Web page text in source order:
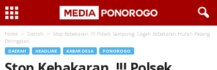
Home Daerah
Stop Kebakaran..!!! Polsek Sampung, Cegah Kebakaran Hutan Pasang
Peringatan
DAERAH HEADLINE KABAR DESA PONOROGO